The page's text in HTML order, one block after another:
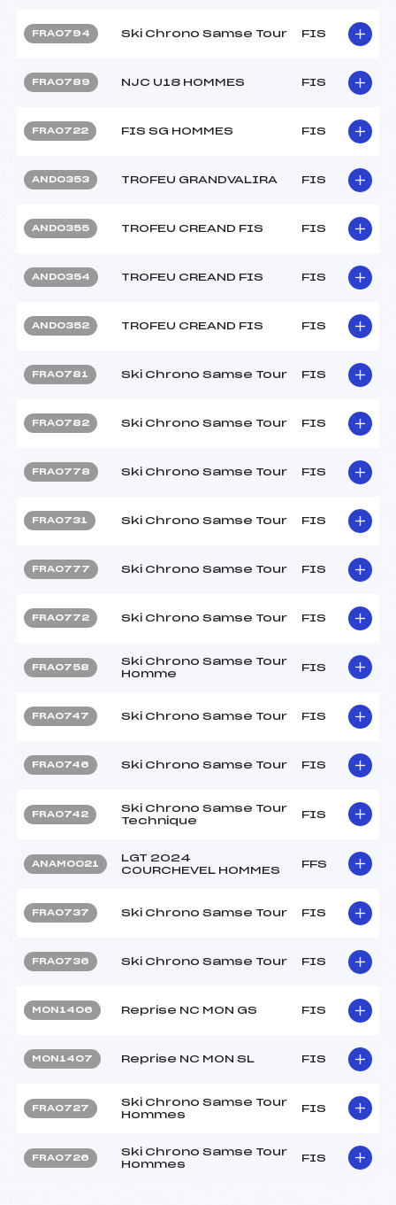
FRA0794 Ski Chrono Samse Tour FIS
FRA0789 NJC U18 HOMMES FIS
FRA0722 FIS SG HOMMES FIS
AND0353 TROFEU GRANDVALIRA FIS
AND0355 TROFEU CREAND FIS FIS
AND0354 TROFEU CREAND FIS FIS
AND0352 TROFEU CREAND FIS FIS
FRA0781 Ski Chrono Samse Tour FIS
FRA0782 Ski Chrono Samse Tour FIS
FRA0778 Ski Chrono Samse Tour FIS
FRA0731 Ski Chrono Samse Tour FIS
FRA0777 Ski Chrono Samse Tour FIS
FRA0772 Ski Chrono Samse Tour FIS
FRA0758
Ski Chrono Samse Tour
Homme
FIS
FRA0747 Ski Chrono Samse Tour FIS
FRA0746 Ski Chrono Samse Tour FIS
FRA0742
Ski Chrono Samse Tour
Technique
FIS
ANAM0021
LGT 2024
COURCHEVEL HOMMES
FFS
FRA0737 Ski Chrono Samse Tour FIS
FRA0736 Ski Chrono Samse Tour FIS
MON1406 Reprise NC MON GS FIS
MON1407 Reprise NC MON SL FIS
FRA0727
Ski Chrono Samse Tour
Hommes
FIS
FRA0726
Ski Chrono Samse Tour
Hommes
FIS